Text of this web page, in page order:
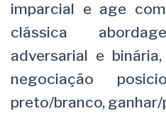
imparcial e age
clássica
adversarial e
negociação
preto/branco,